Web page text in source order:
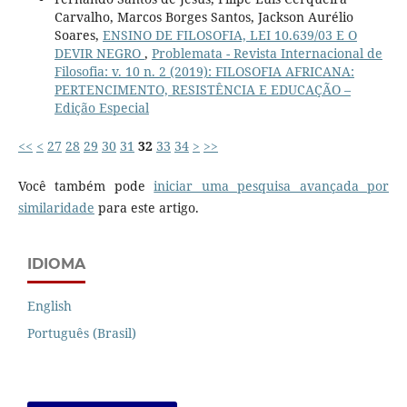
Carvalho, Marcos Borges Santos, Jackson Aurélio
Soares, ENSINO DE FILOSOFIA, LEI 10.639/03 E O
DEVIR NEGRO , Problemata - Revista Internacional de
Filosofia: v. 10 n. 2 (2019): FILOSOFIA AFRICANA:
PERTENCIMENTO, RESISTÊNCIA E EDUCAÇÃO –
Edição Especial
<< < 27 28 29 30 31 32 33 34 > >>
Você também podeiniciar uma pesquisa avançada por
similaridade para este artigo.
IDIOMA
English
Português (Brasil)